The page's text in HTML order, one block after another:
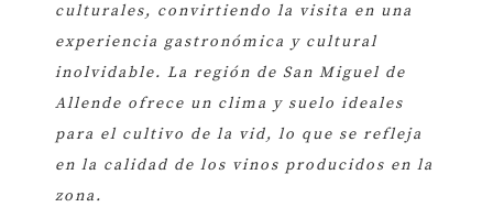
culturales, convirtiendo la visita en una
experiencia gastronómica y cultural
inolvidable. La región de San Miguel de
Allende ofrece un clima y suelo ideales
para el cultivo de la vid, lo que se refleja
en la calidad de los vinos producidos en la
zona.